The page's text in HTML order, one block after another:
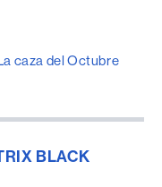
caza del Octubre
BLACK